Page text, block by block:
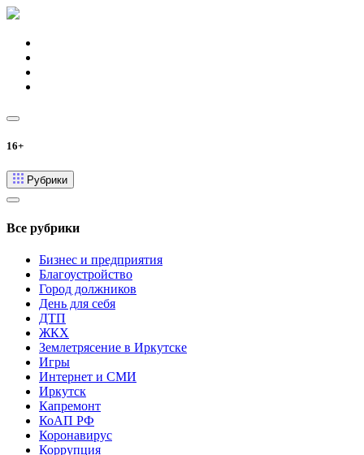
16+
Рубрики
Все рубрики
Бизнес и предприятия
Благоустройство
Город должников
День для себя
ДТП
ЖКХ
Землетрясение в Иркутске
Игры
Интернет и СМИ
Иркутск
Капремонт
КоАП РФ
Коронавирус
Коррупция